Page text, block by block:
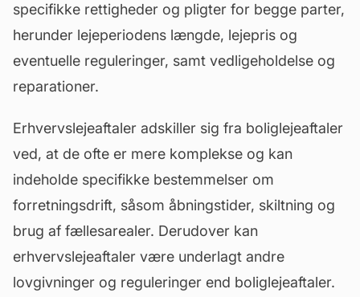
specifikke rettigheder og pligter for begge parter,
herunder lejeperiodens længde, lejepris og
eventuelle reguleringer, samt vedligeholdelse og
reparationer.
Erhvervslejeaftaler adskiller sig fra boliglejeaftaler
ved, at de ofte er mere komplekse og kan
indeholde specifikke bestemmelser om
forretningsdrift, såsom åbningstider, skiltning og
brug af fællesarealer. Derudover kan
erhvervslejeaftaler være underlagt andre
lovgivninger og reguleringer end boliglejeaftaler.